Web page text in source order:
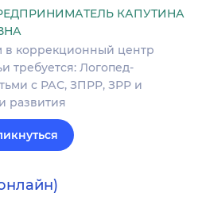
КАПУТИНА
в коррекционный центр
требуется: Логопед-
с РАС, ЗПРР, ЗРР и
развития